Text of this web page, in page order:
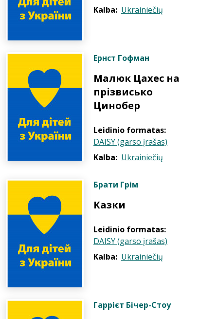
Kalba: Ukrainiečių
Ернст Гофман
Малюк Цахес на
прізвисько
Цинобер
Leidinio formatas:
DAISY (garso įrašas)
Kalba: Ukrainiečių
Брати Грім
Казки
Leidinio formatas:
DAISY (garso įrašas)
Kalba: Ukrainiečių
Гаррієт Бічер-Стоу